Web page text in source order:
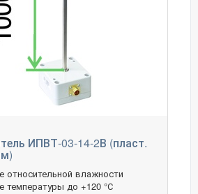
ИПВТ-03-14-2В (пласт.
относительной влажности
температуры до +120 °С